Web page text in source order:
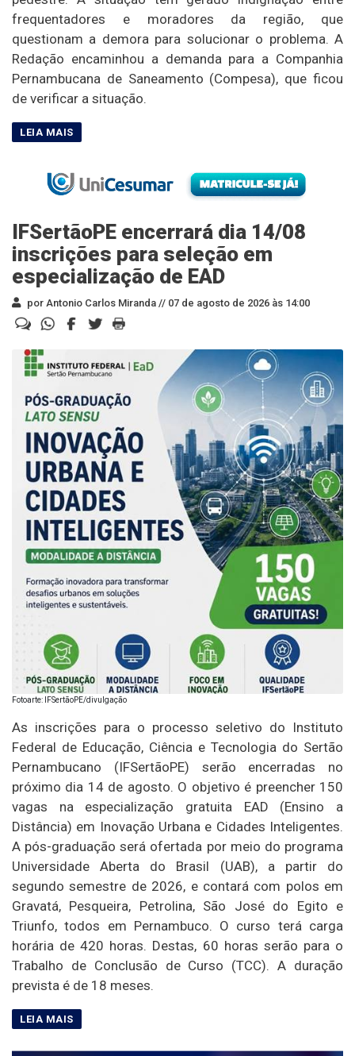
frequentadores e moradores da região, que
questionam a demora para solucionar o problema. A
Redação encaminhou a demanda para a Companhia
Pernambucana de Saneamento (Compesa), que ficou
de verificar a situação.
IFSertãoPE encerrará dia 14/08
inscrições para seleção em
especialização de EAD
por Antonio Carlos Miranda // 07 de agosto de 2026 às 14:00
Fotoarte: IFSertãoPE/divulgação
As inscrições para o processo seletivo do Instituto
Federal de Educação, Ciência e Tecnologia do Sertão
Pernambucano (IFSertãoPE) serão encerradas no
próximo dia 14 de agosto. O objetivo é preencher 150
vagas na especialização gratuita EAD (Ensino a
Distância) em Inovação Urbana e Cidades Inteligentes.
A pós-graduação será ofertada por meio do programa
Universidade Aberta do Brasil (UAB), a partir do
segundo semestre de 2026, e contará com polos em
Gravatá, Pesqueira, Petrolina, São José do Egito e
Triunfo, todos em Pernambuco. O curso terá carga
horária de 420 horas. Destas, 60 horas serão para o
Trabalho de Conclusão de Curso (TCC). A duração
prevista é de 18 meses.